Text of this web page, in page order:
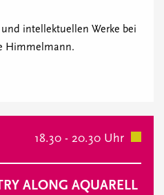
intellektuellen Werke bei
Himmelmann.
18.30 - 20.30 Uhr
ALONG AQUARELL